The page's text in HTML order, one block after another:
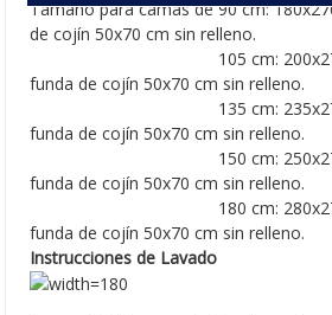
Tamaño para camas de 90 cm:
de cojín 50x70 cm sin relleno.
105 cm:
funda de cojín 50x70 cm sin relleno.
135 cm:
funda de cojín 50x70 cm sin relleno.
150 cm:
funda de cojín 50x70 cm sin relleno.
180 cm:
funda de cojín 50x70 cm sin relleno.
Instrucciones de Lavado